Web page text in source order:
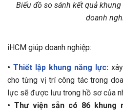
Biểu đồ so sánh kết quả
doanh
iHCM giúp doanh nghiệp:
• Thiết lập khung năng lực:
cho từng vị trí công tác trong
lực sẽ được lưu trong hồ sơ của
• Thư viện sẵn có 86 khung